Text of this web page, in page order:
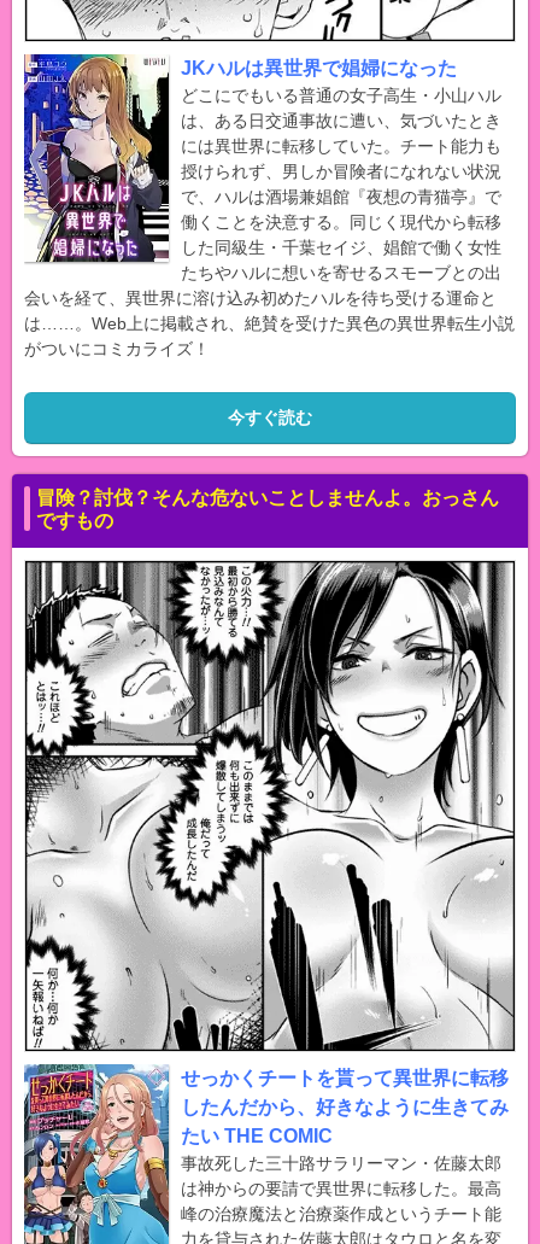
JKハルは異世界で娼婦になった
どこにでもいる普通の女子高生・小山ハル
は、ある日交通事故に遭い、気づいたとき
には異世界に転移していた。チート能力も
授けられず、男しか冒険者になれない状況
で、ハルは酒場兼娼館『夜想の青猫亭』で
働くことを決意する。同じく現代から転移
した同級生・千葉セイジ、娼館で働く女性
たちやハルに想いを寄せるスモーブとの出
会いを経て、異世界に溶け込み初めたハルを待ち受ける運命と
は……。Web上に掲載され、絶賛を受けた異色の異世界転生小説
がついにコミカライズ！
今すぐ読む
冒険？討伐？そんな危ないことしませんよ。おっさん
ですもの
せっかくチートを貰って異世界に転移
したんだから、好きなように生きてみ
たい THE COMIC
事故死した三十路サラリーマン・佐藤太郎
は神からの要請で異世界に転移した。最高
峰の治療魔法と治療薬作成というチート能
力を貸与された佐藤太郎はタウロと名を変